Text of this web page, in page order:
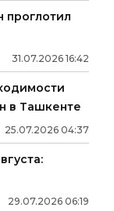
проглотил
31.07.2026 16:42
в Ташкенте
25.07.2026 04:37
29.07.2026 06:19